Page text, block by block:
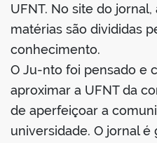
UFNT. No site do
matérias são divididas
conhecimento.
O Ju-nto foi pensado e
aproximar a UFNT da
de aperfeiçoar a
universidade. O jornal